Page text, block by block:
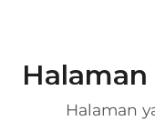
Halaman